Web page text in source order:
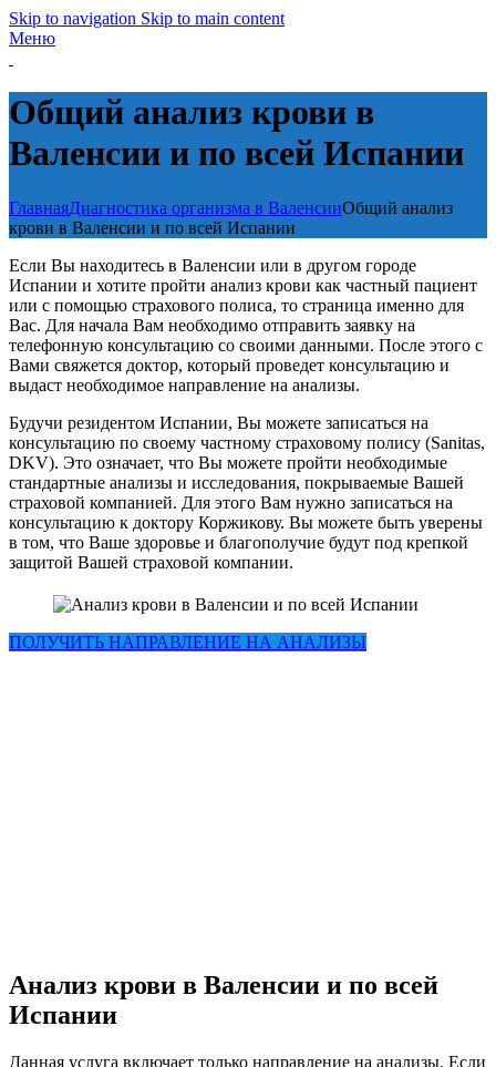
Skip to navigation Skip to main content
Меню
Общий анализ крови в
Валенсии и по всей Испании
ГлавнаяДиагностика организма в ВаленсииОбщий анализ
крови в Валенсии и по всей Испании
Если Вы находитесь в Валенсии или в другом городе
Испании и хотите пройти анализ крови как частный пациент
или с помощью страхового полиса, то страница именно для
Вас. Для начала Вам необходимо отправить заявку на
телефонную консультацию со своими данными. После этого с
Вами свяжется доктор, который проведет консультацию и
выдаст необходимое направление на анализы.
Будучи резидентом Испании, Вы можете записаться на
консультацию по своему частному страховому полису (Sanitas,
DKV). Это означает, что Вы можете пройти необходимые
стандартные анализы и исследования, покрываемые Вашей
страховой компанией. Для этого Вам нужно записаться на
консультацию к доктору Коржикову. Вы можете быть уверены
в том, что Ваше здоровье и благополучие будут под крепкой
защитой Вашей страховой компании.
ПОЛУЧИТЬ НАПРАВЛЕНИЕ НА АНАЛИЗЫ
Анализ крови в Валенсии и по всей
Испании
Данная услуга включает только направление на анализы. Если